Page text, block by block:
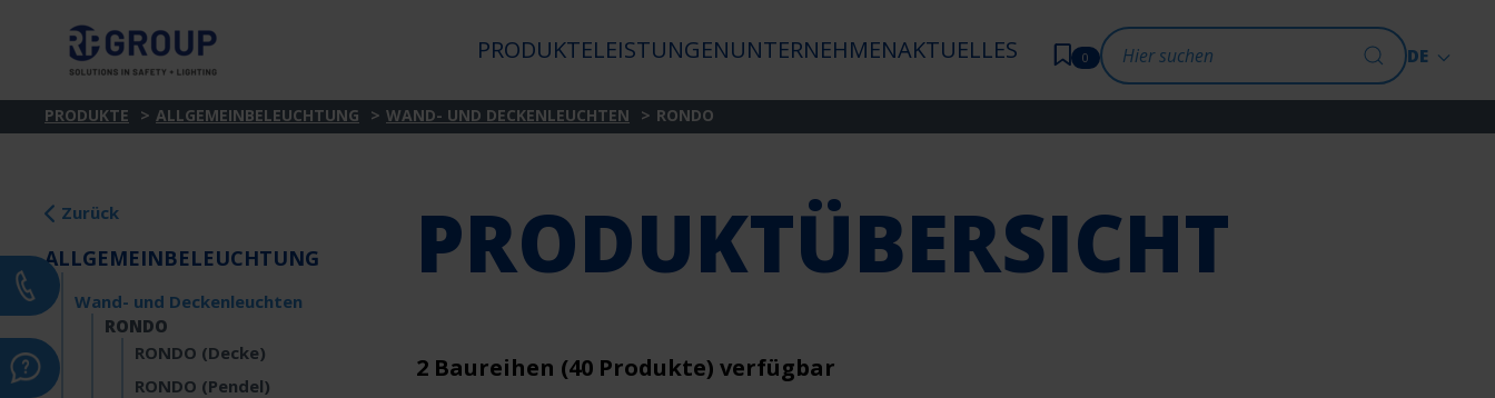
PRODUKTELEISTUNGENUNTERNEHMENAKTUELLES 0 DE
PRODUKTE ALLGEMEINBELEUCHTUNG WAND- UND DECKENLEUCHTEN RONDO
Zurück
ALLGEMEINBELEUCHTUNG
Wand- und Deckenleuchten
RONDO
RONDO (Decke)
RONDO (Pendel)
PRODUKTÜBERSICHT
2 Baureihen (40 Produkte) verfügbar